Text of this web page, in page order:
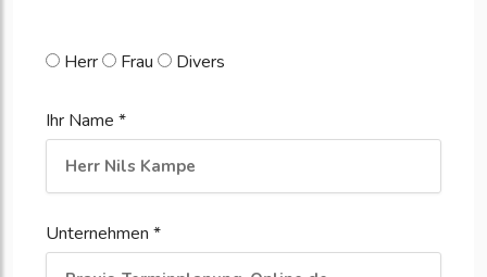
Herr Frau Divers
Ihr Name *
Unternehmen *